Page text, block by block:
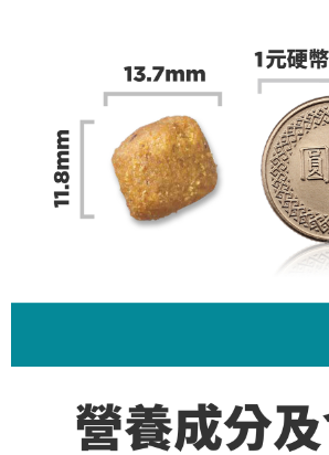
恩沛科技股份有限公司將有權停止該用戶之使用額